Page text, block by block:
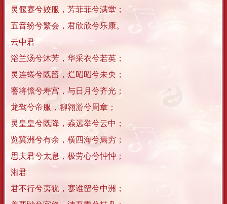
灵偃蹇兮姣服，芳菲菲兮满堂；
五音纷兮繁会，君欣欣兮乐康。
云中君
浴兰汤兮沐芳，华采衣兮若英；
灵连蜷兮既留，烂昭昭兮未央；
謇将憺兮寿宫，与日月兮齐光；
龙驾兮帝服，聊翱游兮周章；
灵皇皇兮既降，猋远举兮云中；
览冀洲兮有余，横四海兮焉穷；
思夫君兮太息，极劳心兮忡忡；
湘君
君不行兮夷犹，蹇谁留兮中洲；